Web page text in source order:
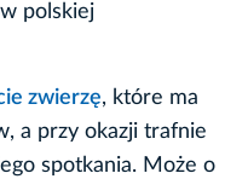
polskiej
zwierzę, które ma
a przy okazji trafnie
spotkania. Może o